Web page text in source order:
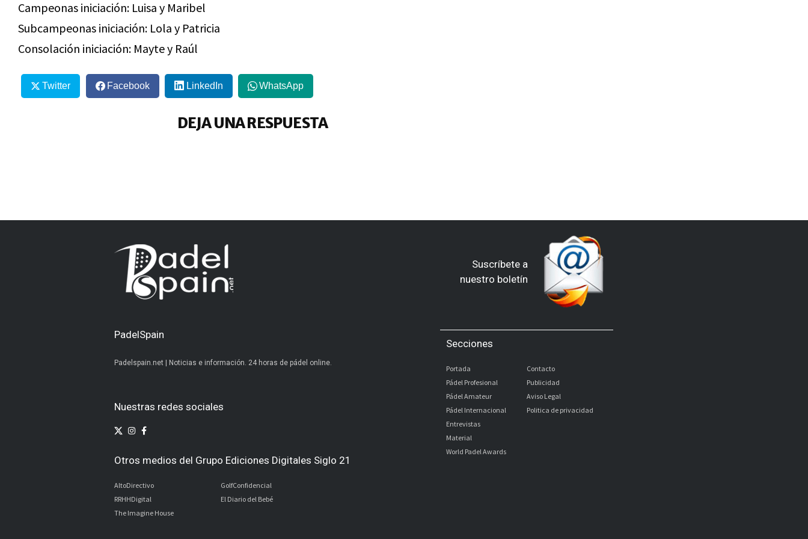
Campeonas iniciación: Luisa y Maribel
Subcampeonas iniciación: Lola y Patricia
Consolación iniciación: Mayte y Raúl
Twitter Facebook LinkedIn WhatsApp
DEJA UNA RESPUESTA
Suscríbete a
nuestro boletín
PadelSpain
Padelspain.net | Noticias e información. 24 horas de pádel online.
Nuestras redes sociales
Otros medios del Grupo Ediciones Digitales Siglo 21
AltoDirectivo
RRHHDigital
The Imagine House
GolfConfidencial
El Diario del Bebé
Secciones
Portada
Pádel Profesional
Pádel Amateur
Pádel Internacional
Entrevistas
Material
World Padel Awards
Contacto
Publicidad
Aviso Legal
Politica de privacidad